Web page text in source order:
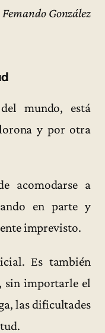
Femando González
mundo, está
y por otra
acomodarse a
en parte y
imprevisto.
Es también
sin importarle el
las dificultades